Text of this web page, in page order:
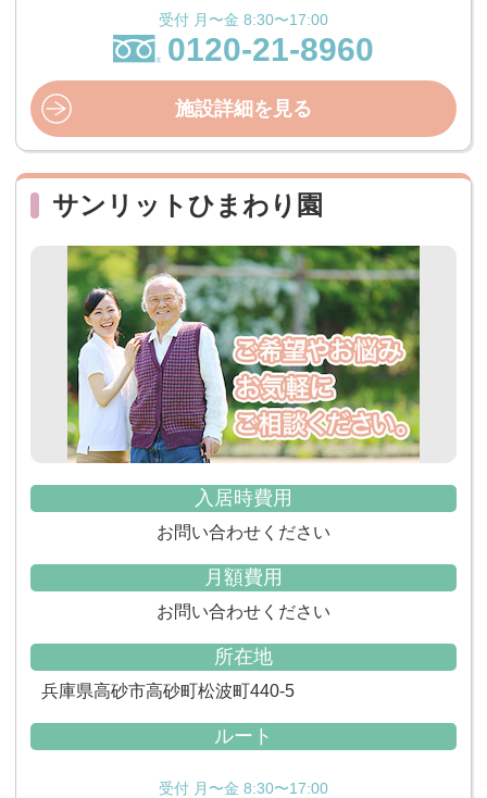
受付 月〜金 8:30〜17:00
0120-21-8960
施設詳細を見る
サンリットひまわり園
入居時費用
お問い合わせください
月額費用
お問い合わせください
所在地
兵庫県高砂市高砂町松波町440-5
ルート
受付 月〜金 8:30〜17:00